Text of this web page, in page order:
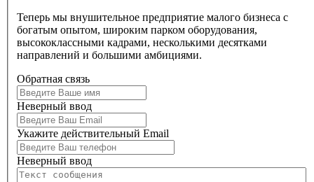
Теперь мы внушительное предприятие малого бизнеса с
богатым опытом, широким парком оборудования,
высококлассными кадрами, несколькими десятками
направлений и большими амбициями.
Обратная связь
Неверный ввод
Укажите действительный Email
Неверный ввод